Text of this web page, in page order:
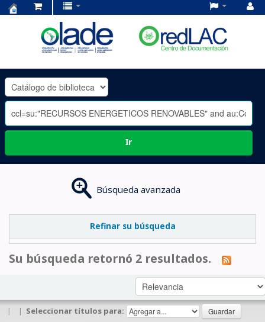
OLADE
-
Ir
Búsqueda avanzada
Refinar su búsqueda
Su búsqueda retornó 2 resultados.
| | Seleccionar títulos para: